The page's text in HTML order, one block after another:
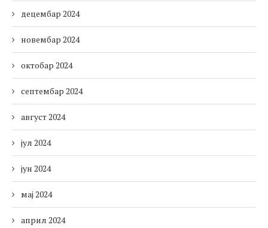
децембар 2024
новембар 2024
октобар 2024
септембар 2024
август 2024
јул 2024
јун 2024
мај 2024
април 2024